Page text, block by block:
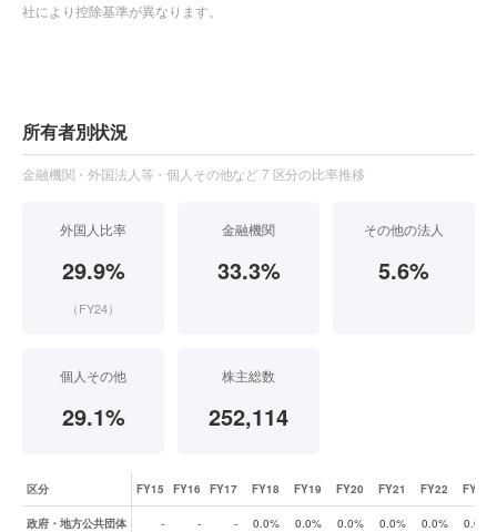
社により控除基準が異なります。
所有者別状況
金融機関・外国法人等・個人その他など 7 区分の比率推移
外国人比率
29.9%
（FY24）
金融機関
33.3%
その他の法人
5.6%
個人その他
29.1%
株主総数
252,114
株式所有者別状況（比率の推移）
区分 FY15 FY16 FY17 FY18 FY19 FY20 FY21 FY22 FY23
政府・地方公共団体 - - - 0.0% 0.0% 0.0% 0.0% 0.0% 0.0%